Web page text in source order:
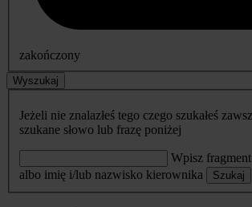
zakończony
Wyszukaj
Jeżeli nie znalazłeś tego czego szukałeś
szukane słowo lub frazę poniżej
Wpisz
albo imię i/lub nazwisko kierownika
Szukaj